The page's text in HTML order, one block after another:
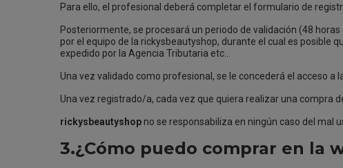
Para ello, el profesional deberá completar el formulario de
Posteriormente, se procesará un periodo de validación (48
por el equipo de la rickysbeautyshop, durante el cual es posible
expedido por la Agencia Tributaria etc…
Una vez validado como profesional, se le concederá el acceso a
Una vez registrado/a, cada vez que quiera realizar una compra
rickysbeautyshop no se responsabiliza en ningún caso del mal
3.¿Cómo puedo comprar en la